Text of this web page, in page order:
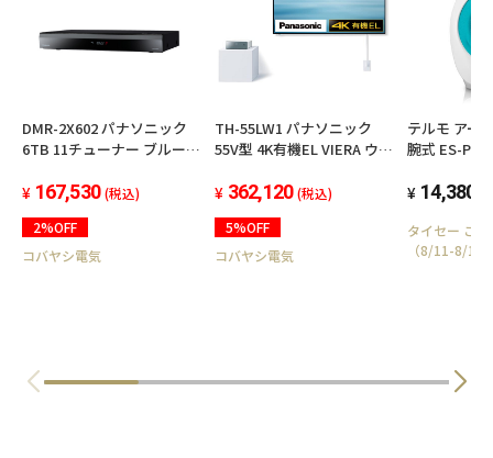
約900g（本体・ランプ・バッテリーコード
屋内作業灯
※バッテリー・充電器は付属していません。
しく充電してからお使いください。
DMR-2X602 パナソニック
6TB 11チューナー ブルーレ
ネル同時録画 どこでもディ
167,530 (税込)
2%OFF
コバヤシ電気
TH-55LW1 パナソニック
55V型 4K有機EL VIERA ウォ
HDD内蔵 2022年モデル
362,120 (税込)
5%OFF
コバヤシ電気
テルモ アー
腕式 ES-
14,380
タイセー こ
（8/11-8/16